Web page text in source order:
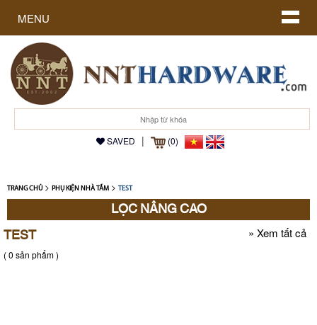
SAVED | (0)
MENU
TRANG CHỦ> PHỤ KIỆN NHÀ TẮM > TEST
LỌC NÂNG CAO
TEST
( 0 sản phẩm )
» Xem tất cả